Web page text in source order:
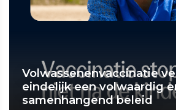
Volwassenenvaccinatie
eindelijk een volwaardig
samenhangend beleid